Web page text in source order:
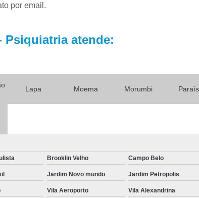
Tratamento para Insônia Crônica
Tratamento para Insônia em
Tratamento
Tratamento Alternativo para
Tratamento de Bipolaridade
por email.
Psiquiatria atende:
Lapa Moema Morumbi
Brooklin Velho Campo Belo
Jardim Novo mundo Jardim Petropolis
Vila Aeroporto Vila Alexandrina